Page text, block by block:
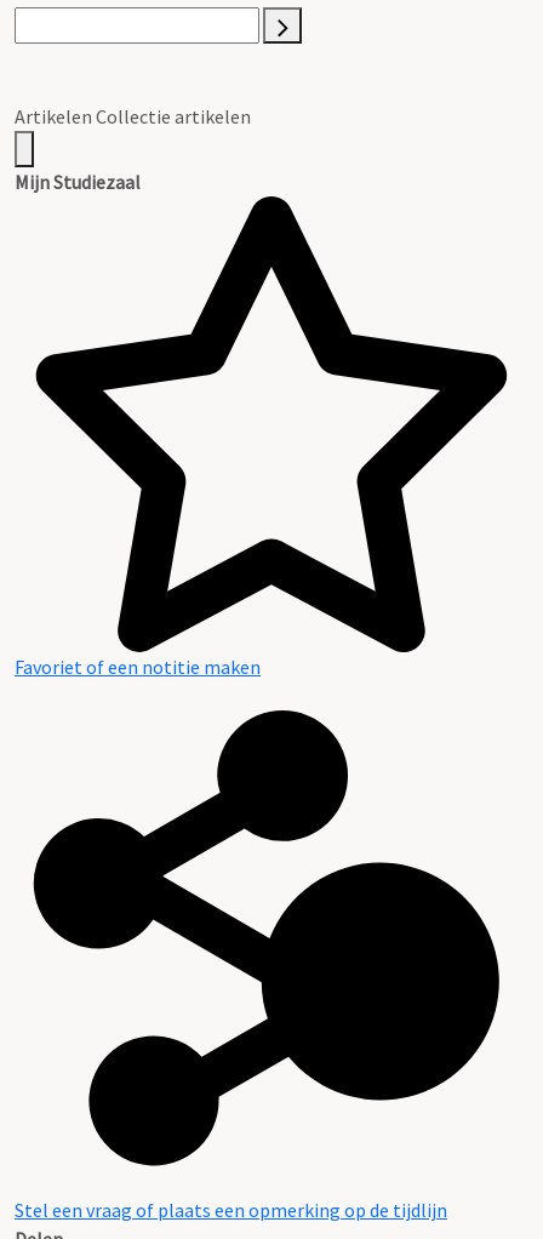
Artikelen Collectie artikelen
Mijn Studiezaal
Favoriet of een notitie maken
Stel een vraag of plaats een opmerking op de tijdlijn